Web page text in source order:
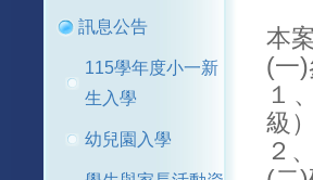
訊息公告
115學年度小一新
生入學
幼兒園入學
本
(一)
１
級）
２